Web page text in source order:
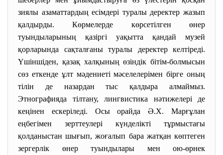
зиялы азаматтардың есімдері туралы деректер жазып
қалдырды. Көрмелерде көрсетілген өнер
туындыларының қазіргі уақытта қандай музей
қорларында сақталғаны туралы деректер келтіреді.
Үшіншіден, қазақ халқының өзіндік бітім-болмысын
сөз еткенде ұлт мәдениеті мәселелерімен бірге оның
тілін де назардан тыс қалдыра алмаймыз.
Этнографияда тілтану, лингвистика нәтижелері де
кеңінен ескеріледі. Осы орайда Ә.Х. Марғұлан
еңбегімен зерттеулері күнделікті тұрмыстағы
қолданыстан шығып, жоғалып бара жатқан көптеген
зергерлік өнер туындылары мен ою-өрнек